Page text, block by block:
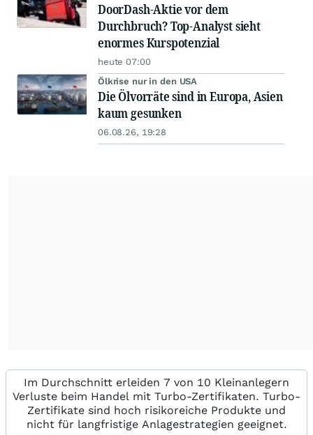
DoorDash-Aktie vor dem
Durchbruch? Top-Analyst sieht
enormes Kurspotenzial
heute 07:00
Ölkrise nur in den USA
Die Ölvorräte sind in Europa, Asien
kaum gesunken
06.08.26, 19:28
Im Durchschnitt erleiden 7 von 10 Kleinanlegern
Verluste beim Handel mit Turbo-Zertifikaten. Turbo-
Zertifikate sind hoch risikoreiche Produkte und
nicht für langfristige Anlagestrategien geeignet.